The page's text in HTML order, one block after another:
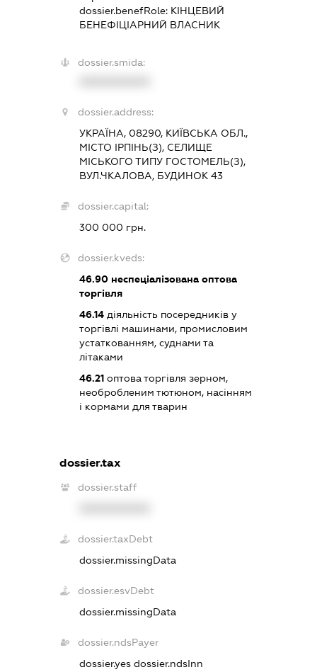
dossier.benefRole: КІНЦЕВИЙ
БЕНЕФІЦІАРНИЙ ВЛАСНИК
dossier.smida:
dossier.address:
УКРАЇНА, 08290, КИЇВСЬКА ОБЛ.,
МІСТО ІРПІНЬ(З), СЕЛИЩЕ
МІСЬКОГО ТИПУ ГОСТОМЕЛЬ(З),
ВУЛ.ЧКАЛОВА, БУДИНОК 43
dossier.capital:
300 000 грн.
dossier.kveds:
46.90 неспеціалізована оптова
торгівля
46.14 діяльність посередників у
торгівлі машинами, промисловим
устаткованням, суднами та
літаками
46.21 оптова торгівля зерном,
необробленим тютюном, насінням
і кормами для тварин
dossier.tax
dossier.staff
dossier.taxDebt
dossier.missingData
dossier.esvDebt
dossier.missingData
dossier.ndsPayer
dossier.yesdossier.ndsInn